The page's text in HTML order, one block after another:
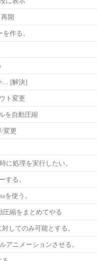
開
作る。
… [解決]
ト変更
を自動圧縮
/変更
に処理を実行したい。
する。
を使う。
圧縮をまとめてやる
してのみ可能とする。
アニメーションさせる。